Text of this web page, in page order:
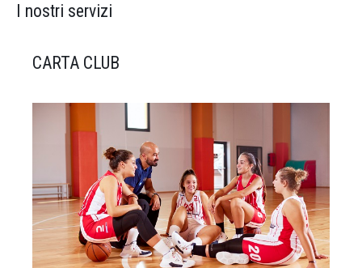
I nostri servizi
CARTA CLUB